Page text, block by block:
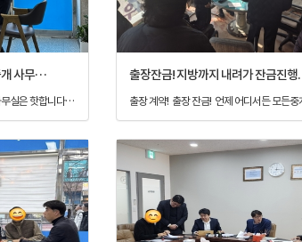
날씨는 추워도 바른부동산중개 사무실은 핫합니다.
날씨는 추워도 바른부동산중개 사무실은 핫합니다. 계약~~
출장잔금! 지방까지 내려가 잔금진행.